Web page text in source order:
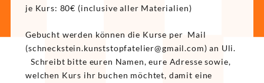
je Kurs: 80€ (inclusive aller Materialien)
Gebucht werden können die Kurse per Mail
(
moc.l
iamg@
reile
tafpo
tstsn
uk.ni
etskc
enhcs
) an Uli.
Schreibt bitte euren Namen, eure Adresse sowie,
welchen Kurs ihr buchen möchtet, damit eine